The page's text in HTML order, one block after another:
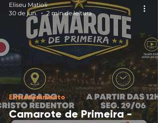
Camarote de Primeira -
Entretenimento
Eliseu Matioli
30 de jun.
2 min de leitura